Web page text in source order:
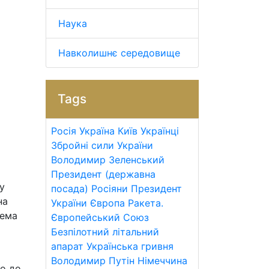
Наука
Навколишнє середовище
Tags
Росія Україна Київ Українці
Збройні сили України
Володимир Зеленський
Президент (державна
посада) Росіяни Президент
України Європа Ракета.
Європейський Союз
Безпілотний літальний
апарат Українська гривня
Володимир Путін Німеччина